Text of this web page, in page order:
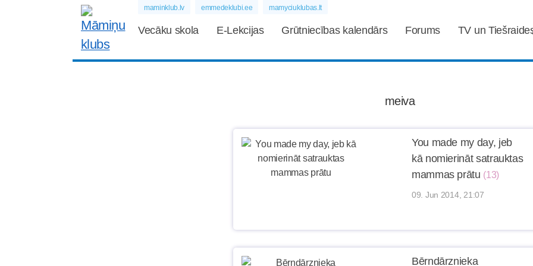
maminklub.lv emmedeklubi.ee mamyciuklubas.lt
Vecāku skola E-Lekcijas Grūtniecības kalendārs Forums TV un
meiva
You made my day, jeb
kā nomierināt satrauktas
mammas prātu (13)
09. Jun 2014, 21:07
Bērndārznieka